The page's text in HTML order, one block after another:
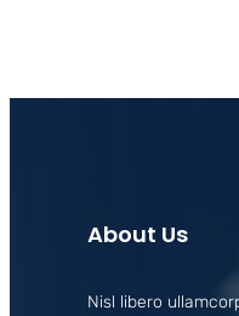
About Us
Nisl libero